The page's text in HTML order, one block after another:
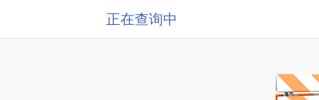
正在查询中